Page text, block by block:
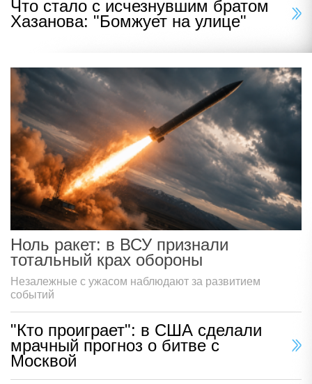
Что стало с исчезнувшим братом
Хазанова: "Бомжует на улице"
Ноль ракет: в ВСУ признали
тотальный крах обороны
Незалежные с ужасом наблюдают за развитием
событий
"Кто проиграет": в США сделали
мрачный прогноз о битве с
Москвой